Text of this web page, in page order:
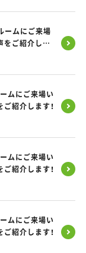
ームにご来場
をご紹介しま
ムにご来場い
紹介します！
ムにご来場い
紹介します！
ムにご来場い
紹介します！